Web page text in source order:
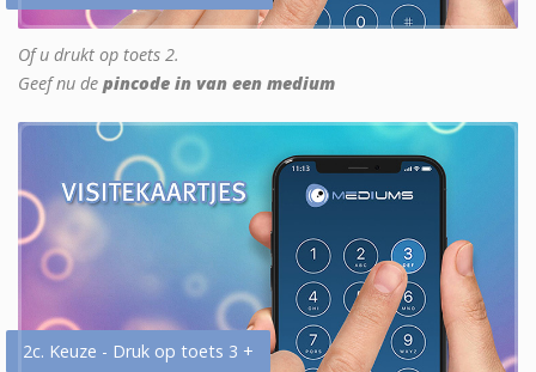
Of u drukt op toets 2.
Geef nu de pincode in van een medium
2c. Keuze - Druk op toets 3 +